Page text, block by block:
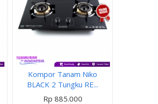
Kompor Tanam Niko
BLACK 2 Tungku RE...
Rp 885.000